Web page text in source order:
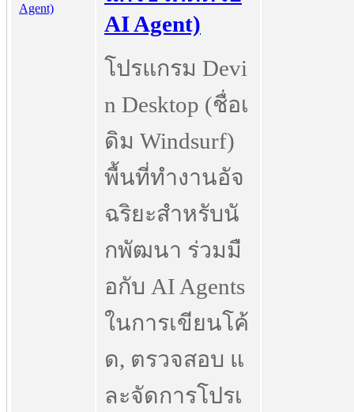
AI Agent)
โปรแกรม Devi
n Desktop (ชื่อเ
ดิม Windsurf)
พื้นที่ทำงานอัจ
ฉริยะสำหรับนั
กพัฒนา ร่วมมื
อกับ AI Agents
ในการเขียนโค้
ด, ตรวจสอบ แ
ละจัดการโปรเ